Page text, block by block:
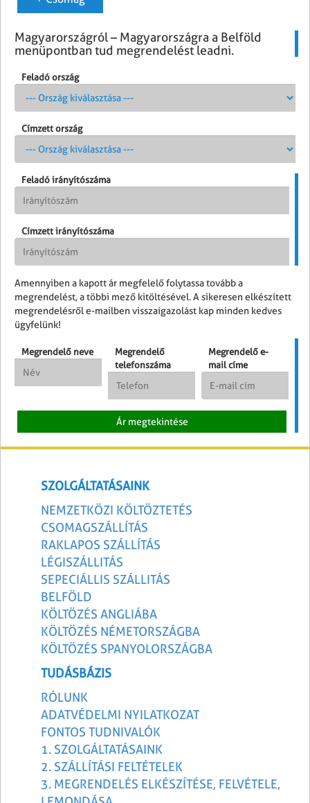
Magyarországról – Magyarországra a Belföld
menüpontban tud megrendelést leadni.
Feladó ország
Címzett ország
Feladó irányítószáma
Címzett irányítószáma
Amennyiben a kapott ár megfelelő folytassa tovább a
megrendelést, a többi mező kitöltésével. A sikeresen elkészített
megrendelésről e-mailben visszaigazolást kap minden kedves
ügyfelünk!
Megrendelő neve
Megrendelő
telefonszáma
Megrendelő e-
mail címe
SZOLGÁLTATÁSAINK
NEMZETKÖZI KÖLTÖZTETÉS
CSOMAGSZÁLLÍTÁS
RAKLAPOS SZÁLLÍTÁS
LÉGISZÁLLITÁS
SEPECIÁLLIS SZÁLLITÁS
BELFÖLD
KÖLTÖZÉS ANGLIÁBA
KÖLTÖZÉS NÉMETORSZÁGBA
KÖLTÖZÉS SPANYOLORSZÁGBA
TUDÁSBÁZIS
RÓLUNK
ADATVÉDELMI NYILATKOZAT
FONTOS TUDNIVALÓK
1. SZOLGÁLTATÁSAINK
2. SZÁLLÍTÁSI FELTÉTELEK
3. MEGRENDELÉS ELKÉSZÍTÉSE, FELVÉTELE,